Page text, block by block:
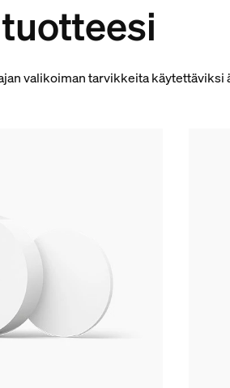
valikoiman tarvikkeita